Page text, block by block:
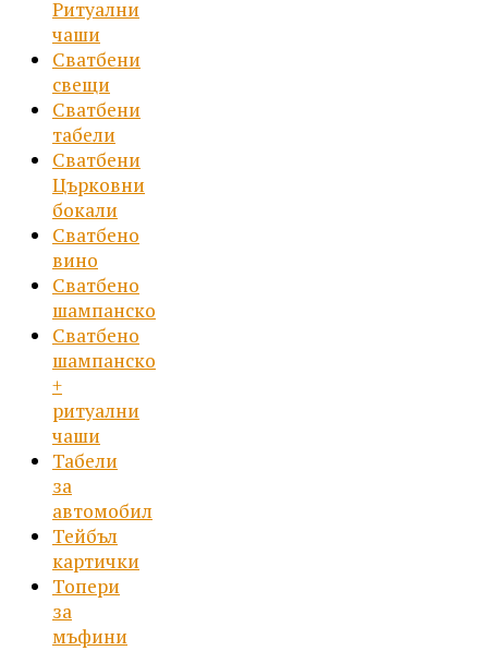
Ритуални
чаши
Сватбени
свещи
Сватбени
табели
Сватбени
Църковни
бокали
Сватбено
вино
Сватбено
шампанско
Сватбено
шампанско
+
ритуални
чаши
Табели
за
автомобил
Тейбъл
картички
Топери
за
мъфини